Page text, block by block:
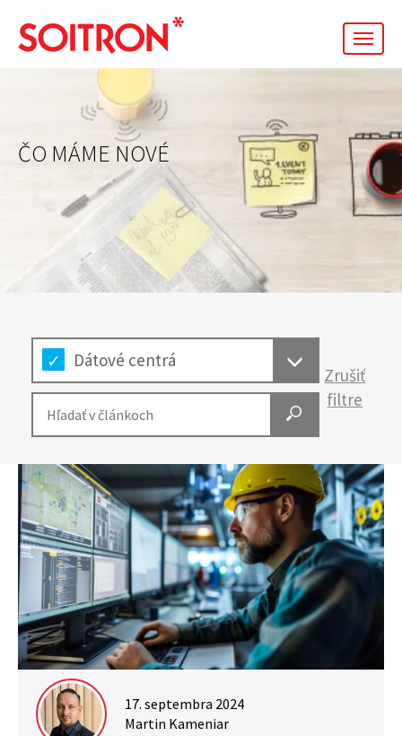
ČO MÁME NOVÉ
Dátové centrá
Zrušiť
filtre
17. septembra 2024
Martin Kameniar